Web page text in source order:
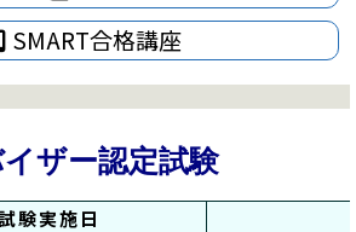
SMART合格講座
ザー認定試験
験実施日